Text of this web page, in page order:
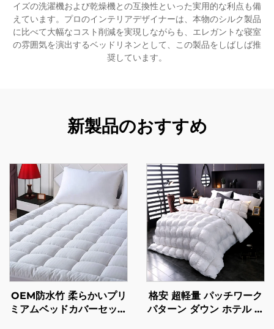
イズの洗濯機および乾燥機との互換性といった実用的な利点も備
えています。プロのインテリアデザイナーは、本物のシルク製品
に比べて大幅なコスト削減を実現しながらも、エレガントな寝室
の雰囲気を演出するベッドリネンとして、この製品をしばしば推
奨しています。
新製品のおすすめ
OEM防水竹 柔らかいプリ
ミアムベッドカバーセット
格安 超軽量 パッチワーク
パターン ダウン ホテル 羽